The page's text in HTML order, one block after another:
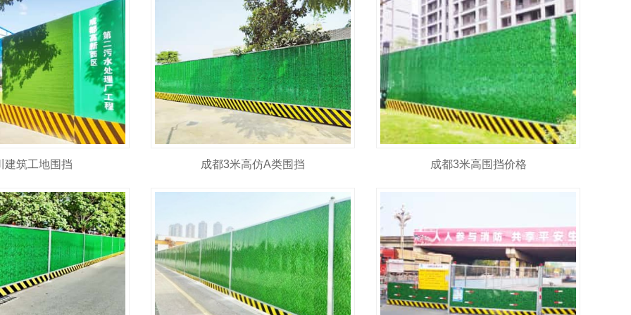
建筑工地围挡 成都3米高仿A类围挡 成都3米高围挡价格